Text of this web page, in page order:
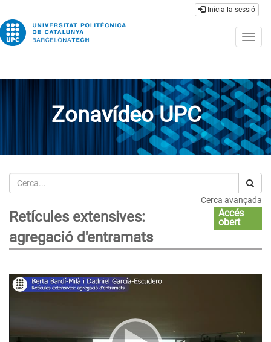
Inicia la sessió
Zonavídeo UPC
Cerca
Cerca avançada
Retícules extensives:
agregació d'entramats
Accés
obert